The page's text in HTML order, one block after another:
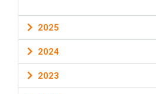
2025
2024
2023